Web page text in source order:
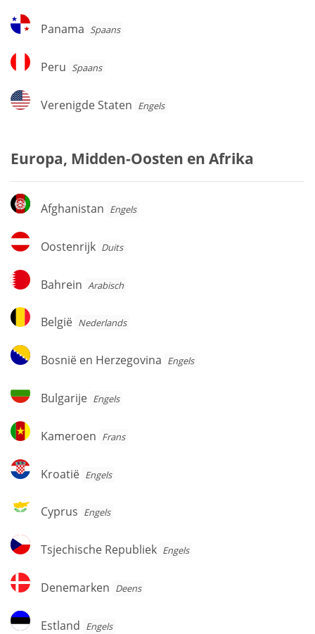
Panama
Panama Spaans
Peru
Peru Spaans
Verenigde
Staten
Verenigde Staten Engels
Europa, Midden-Oosten en Afrika
Afghanistan
Afghanistan Engels
Oostenrijk
Oostenrijk Duits
Bahrein
Bahrein Arabisch
België
België Nederlands
Bosnië
en
Bosnië en Herzegovina Engels
Bulgarije
Bulgarije Engels
Kameroen
Kameroen Frans
Kroatië
Kroatië Engels
Cyprus
Cyprus Engels
Tsjechische
Republiek
Tsjechische Republiek Engels
Denemarken
Denemarken Deens
Estland
Estland Engels